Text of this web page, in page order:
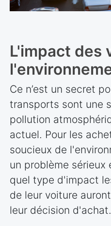
L'impact des
Ce n’est un secret
transports sont une
pollution
actuel. Pour les
soucieux de
un problème sérieux
quel type d'impact
de leur voiture
leur décision d'achat.